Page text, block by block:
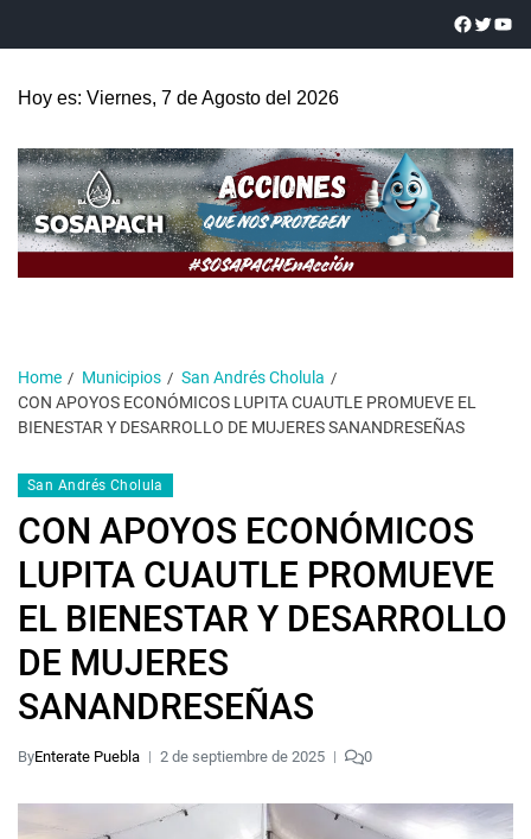
Hoy es: Viernes, 7 de Agosto del 2026
Home Municipios
San Andrés Cholula
CON APOYOS ECONÓMICOS LUPITA CUAUTLE PROMUEVE EL
BIENESTAR Y DESARROLLO DE MUJERES SANANDRESEÑAS
San Andrés Cholula
CON APOYOS ECONÓMICOS
LUPITA CUAUTLE PROMUEVE
EL BIENESTAR Y DESARROLLO
DE MUJERES
SANANDRESEÑAS
ByEnterate Puebla 2 de septiembre de 2025 0